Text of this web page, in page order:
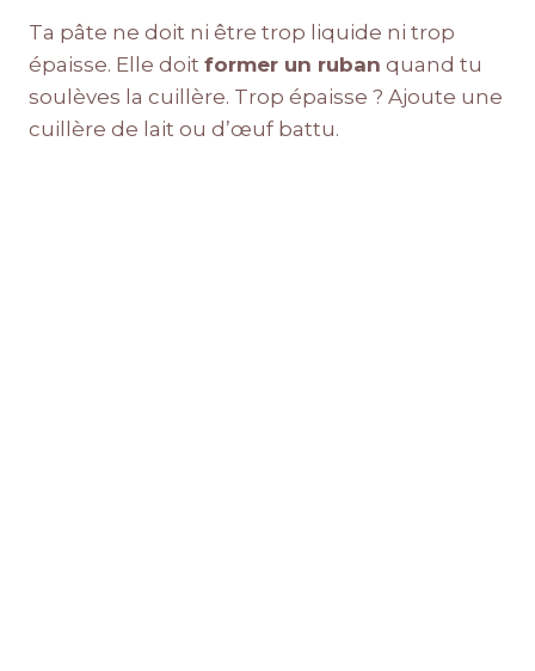
Ta pâte ne doit ni être trop liquide ni trop
épaisse. Elle doit former un ruban quand tu
soulèves la cuillère. Trop épaisse ? Ajoute une
cuillère de lait ou d’œuf battu.